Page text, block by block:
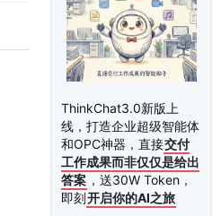
ThinkChat3.0新版上
线，打造企业超级智能体
和OPC神器，直接交付
工作成果而非仅仅是给出
答案 ，送30W Token，
即刻开启你的AI之旅